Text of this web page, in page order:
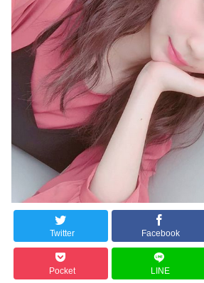
Twitter Facebook
Pocket LINE